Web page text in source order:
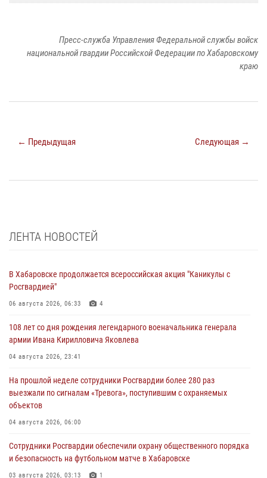
Пресс-служба Управления Федеральной службы войск
национальной гвардии Российской Федерации по Хабаровскому
краю
← Предыдущая Следующая →
ЛЕНТА НОВОСТЕЙ
В Хабаровске продолжается всероссийская акция "Каникулы с
Росгвардией"
06 августа 2026, 06:33 4
108 лет со дня рождения легендарного военачальника генерала
армии Ивана Кирилловича Яковлева
04 августа 2026, 23:41
На прошлой неделе сотрудники Росгвардии более 280 раз
выезжали по сигналам «Тревога», поступившим с охраняемых
объектов
04 августа 2026, 06:00
Сотрудники Росгвардии обеспечили охрану общественного порядка
и безопасность на футбольном матче в Хабаровске
03 августа 2026, 03:13 1